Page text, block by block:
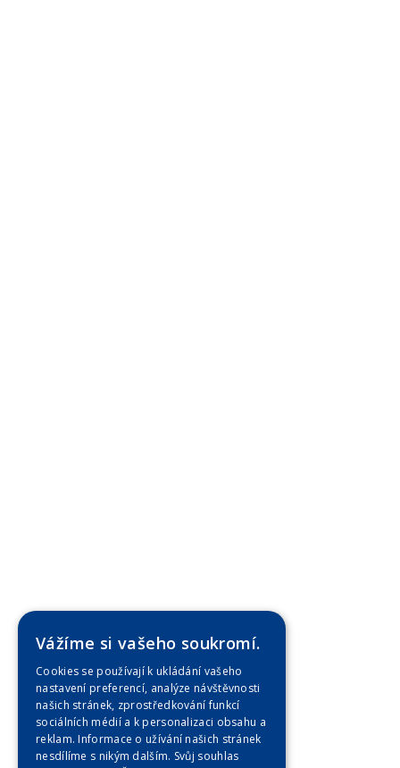
Vážíme si vašeho soukromí.
Cookies se používají k ukládání vašeho
nastavení preferencí, analýze návštěvnosti
našich stránek, zprostředkování funkcí
sociálních médií a k personalizaci obsahu a
reklam. Informace o užívání našich stránek
nesdílíme s nikým dalším. Svůj souhlas